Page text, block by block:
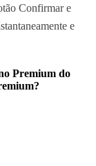
Confirmar e
e
Premium do